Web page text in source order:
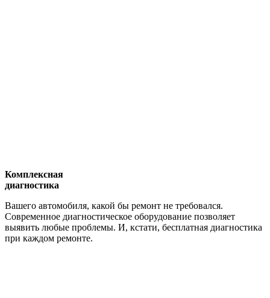
Комплексная
диагностика
Вашего автомобиля, какой бы ремонт не требовался.
Современное диагностическое оборудование позволяет
выявить любые проблемы. И, кстати, бесплатная диагностика
при каждом ремонте.